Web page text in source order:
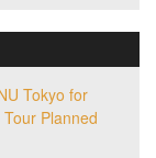
Tokyo for
Planned